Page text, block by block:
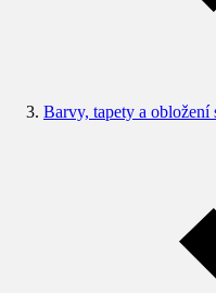
Barvy, tapety a obložení